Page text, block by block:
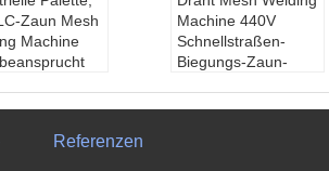
Zaun Mesh
Machine
Machine
Machine 440V
Schnellstraßen-
Biegungs-Zaun-
Referenzen